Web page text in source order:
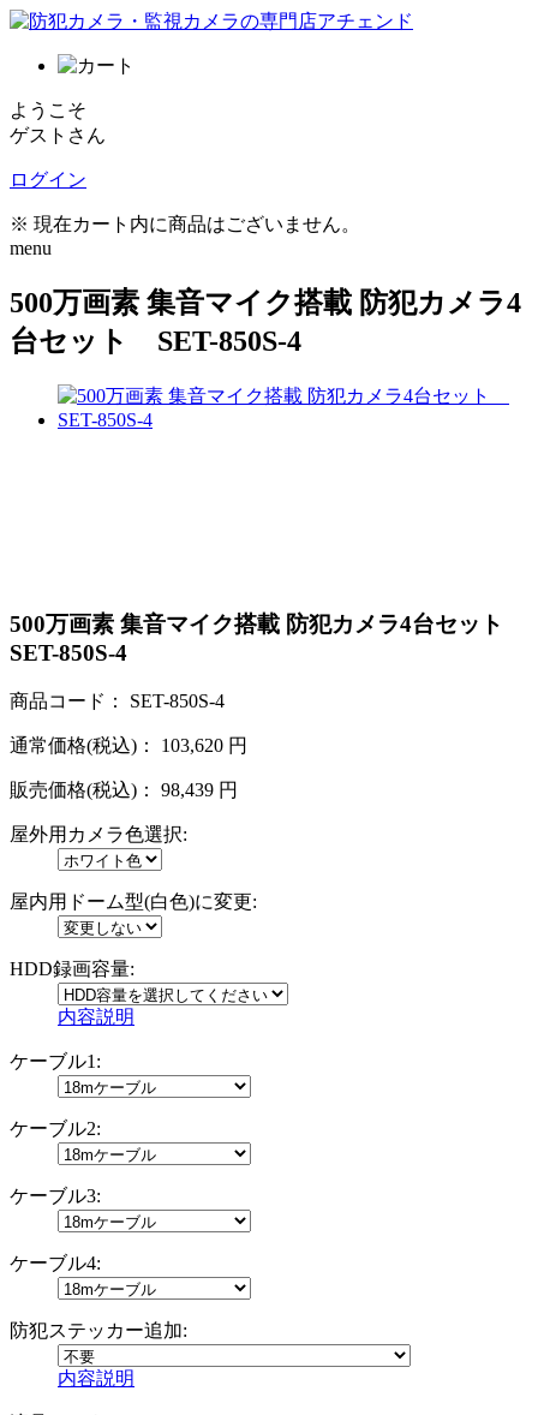
ようこそ
ゲストさん
ログイン
※ 現在カート内に商品はございません。
menu
500万画素 集音マイク搭載 防犯カメラ4
台セット SET-850S-4
500万画素 集音マイク搭載 防犯カメラ4台セット
SET-850S-4
商品コード： SET-850S-4
通常価格(税込)： 103,620 円
販売価格(税込)： 98,439 円
屋外用カメラ色選択:
屋内用ドーム型(白色)に変更:
HDD録画容量:
内容説明
ケーブル1:
ケーブル2:
ケーブル3:
ケーブル4:
防犯ステッカー追加:
内容説明